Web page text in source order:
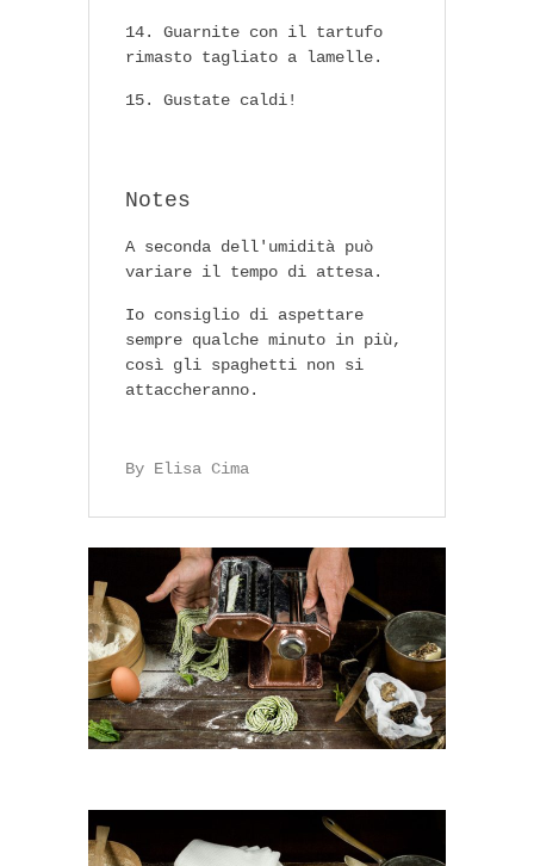
Guarnite con il tartufo
rimasto tagliato a lamelle.
Gustate caldi!
Notes
A seconda dell'umidità può
variare il tempo di attesa.
Io consiglio di aspettare
sempre qualche minuto in più,
così gli spaghetti non si
attaccheranno.
By Elisa Cima